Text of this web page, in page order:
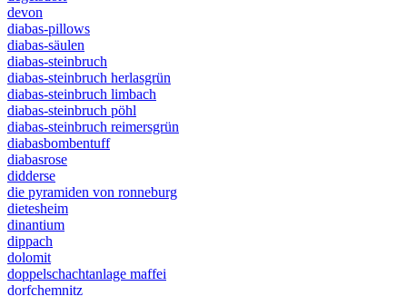
devon
diabas-pillows
diabas-säulen
diabas-steinbruch
diabas-steinbruch herlasgrün
diabas-steinbruch limbach
diabas-steinbruch pöhl
diabas-steinbruch reimersgrün
diabasbombentuff
diabasrose
didderse
die pyramiden von ronneburg
dietesheim
dinantium
dippach
dolomit
doppelschachtanlage maffei
dorfchemnitz